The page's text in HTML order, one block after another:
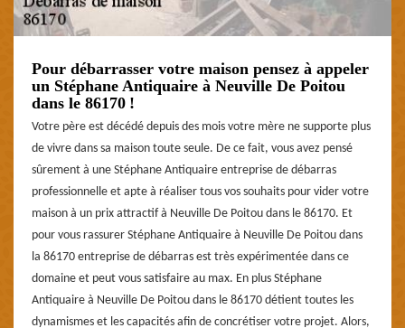
Pour débarrasser votre maison pensez à appeler
un Stéphane Antiquaire à Neuville De Poitou
dans le 86170 !
Votre père est décédé depuis des mois votre mère ne supporte plus
de vivre dans sa maison toute seule. De ce fait, vous avez pensé
sûrement à une Stéphane Antiquaire entreprise de débarras
professionnelle et apte à réaliser tous vos souhaits pour vider votre
maison à un prix attractif à Neuville De Poitou dans le 86170. Et
pour vous rassurer Stéphane Antiquaire à Neuville De Poitou dans
la 86170 entreprise de débarras est très expérimentée dans ce
domaine et peut vous satisfaire au max. En plus Stéphane
Antiquaire à Neuville De Poitou dans le 86170 détient toutes les
dynamismes et les capacités afin de concrétiser votre projet. Alors,